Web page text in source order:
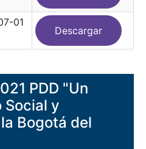
01
Descargar
PDD "Un
Social y
Bogotá del